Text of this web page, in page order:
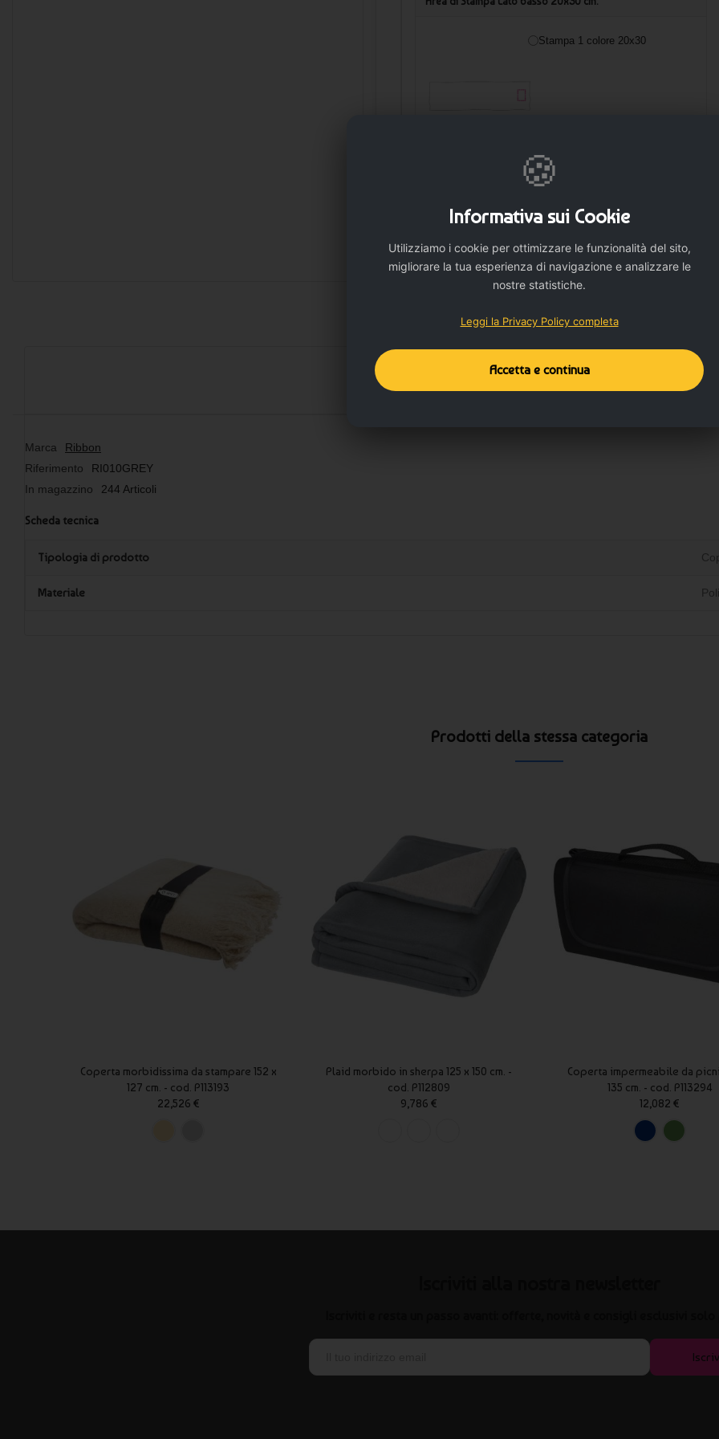
Stampa 1 colore 20x30
🛒
Dettagli del prodotto Dettagli aggiuntivi
Marca
Ribbon
Riferimento
RI010GREY
In magazzino
244 Articoli
Scheda tecnica
Tipologia di prodotto
Materiale
Prodotti della stessa categoria
Coperta morbidissima da stampare 152 x
127 cm. - cod. P113193
22,526 €
Plaid morbido in sherpa 125 x 150 cm. -
cod. P112809
9,786 €
Coperta impermeabile da
135 cm. - cod. P113294
12,082 €
🍪
Informativa sui Cookie
Utilizziamo i cookie per ottimizzare le funzionalità del sito,
migliorare la tua esperienza di navigazione e analizzare le
nostre statistiche.
Leggi la Privacy Policy completa
Accetta e continua